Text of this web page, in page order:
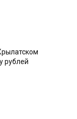
рублей